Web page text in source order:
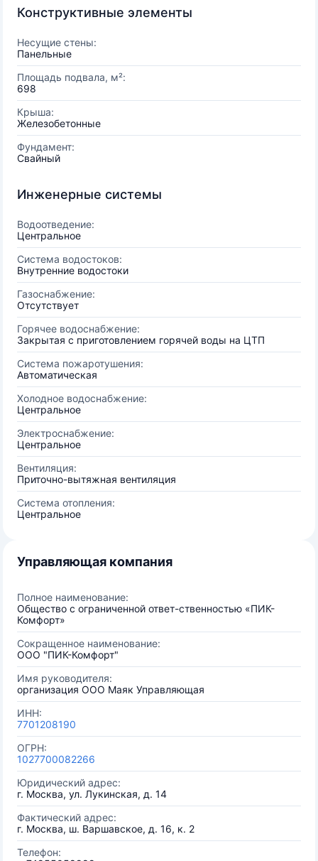
Конструктивные элементы
Несущие стены:
Панельные
Площадь подвала, м²:
698
Крыша:
Железобетонные
Фундамент:
Свайный
Инженерные системы
Водоотведение:
Центральное
Система водостоков:
Внутренние водостоки
Газоснабжение:
Отсутствует
Горячее водоснабжение:
Закрытая с приготовлением горячей воды на ЦТП
Система пожаротушения:
Автоматическая
Холодное водоснабжение:
Центральное
Электроснабжение:
Центральное
Вентиляция:
Приточно-вытяжная вентиляция
Система отопления:
Центральное
Управляющая компания
Полное наименование:
Общество с ограниченной ответ-ственностью «ПИК-
Комфорт»
Сокращенное наименование:
ООО "ПИК-Комфорт"
Имя руководителя:
организация ООО Маяк Управляющая
ИНН:
7701208190
ОГРН:
1027700082266
Юридический адрес:
г. Москва, ул. Лукинская, д. 14
Фактический адрес:
г. Москва, ш. Варшавское, д. 16, к. 2
Телефон: